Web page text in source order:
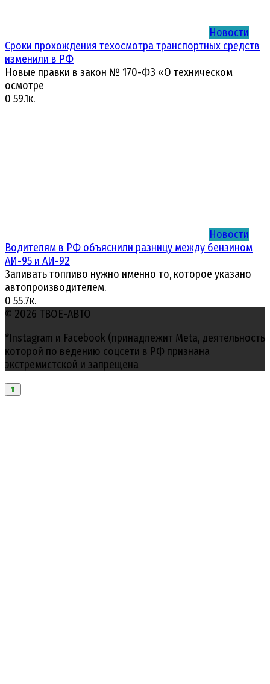
Новости
Сроки прохождения техосмотра транспортных средств
изменили в РФ
Новые правки в закон № 170-ФЗ «О техническом
осмотре
0 59.1к.
Новости
Водителям в РФ объяснили разницу между бензином
АИ-95 и АИ-92
Заливать топливо нужно именно то, которое указано
автопроизводителем.
0 55.7к.
© 2026 ТВОЕ-АВТО
*Instagram и Facebook (принадлежит Meta, деятельность
которой по ведению соцсети в РФ признана
экстремистской и запрещена